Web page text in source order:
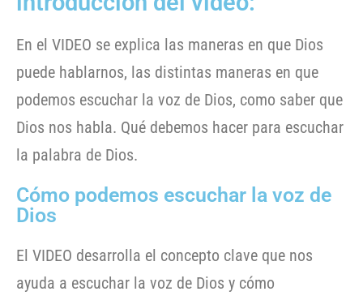
En el VIDEO se explica las maneras en que Dios
puede hablarnos, las distintas maneras en que
podemos escuchar la voz de Dios, como saber que
Dios nos habla. Qué debemos hacer para escuchar
la palabra de Dios.
Cómo podemos escuchar la voz de
Dios
El VIDEO desarrolla el concepto clave que nos
ayuda a escuchar la voz de Dios y cómo